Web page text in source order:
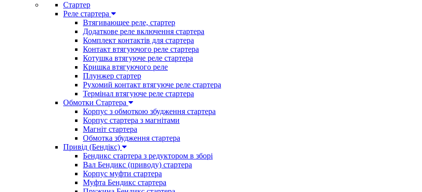
Стартер
Реле стартера
Втягивающее реле, стартер
Додаткове реле включення стартера
Комплект контактів для стартера
Контакт втягуючого реле стартера
Котушка втягуюче реле стартера
Кришка втягуючого реле
Плунжер стартер
Рухомий контакт втягуюче реле стартера
Термінал втягуюче реле стартера
Обмотки Стартера
Корпус з обмоткою збудження стартера
Корпус стартера з магнітами
Магніт стартера
Обмотка збудження стартера
Привід (Бендікс)
Бендикс стартера з редуктором в зборі
Вал Бендикс (приводу) стартера
Корпус муфти стартера
Муфта Бендикс стартера